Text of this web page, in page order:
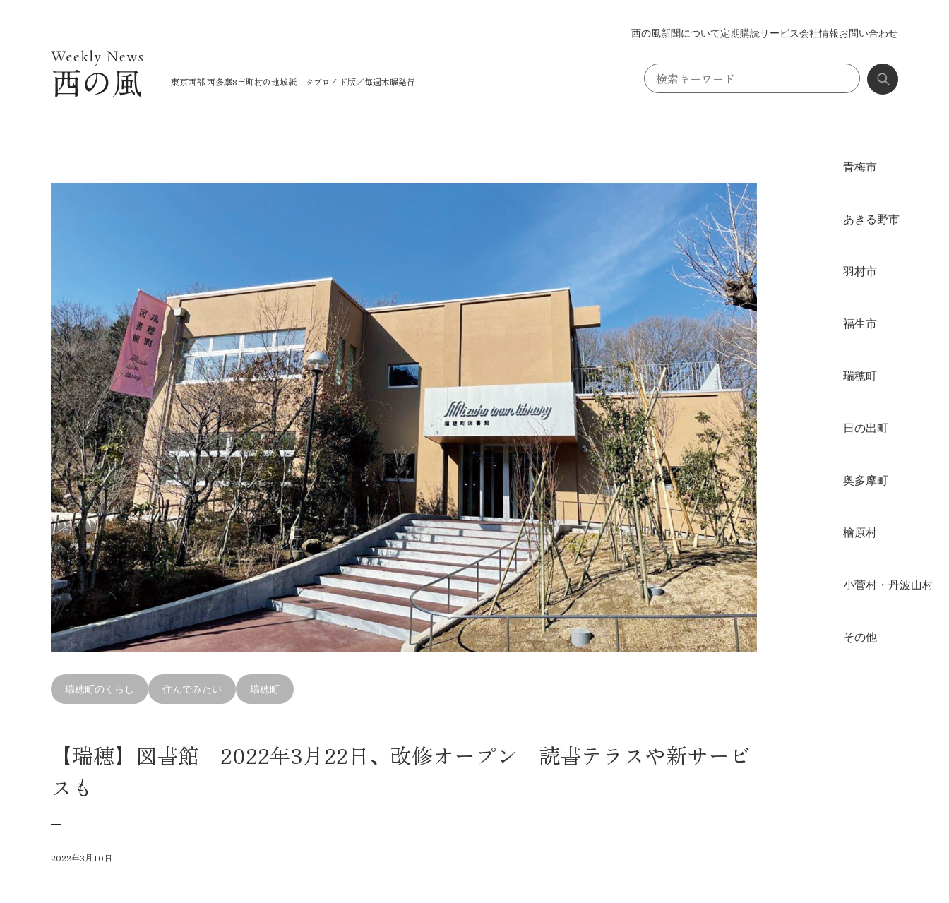
西の風新聞について定期購読サービス会社情報お問い合わせ
東京西部 西多摩8市町村の地域紙 タブロイド版／毎週木曜発行
瑞穂町のくらし 住んでみたい 瑞穂町
【瑞穂】図書館 2022年3月22日、改修オープン 読書テラスや新サービ
スも
2022年3月10日
青梅市
あきる野市
羽村市
福生市
瑞穂町
日の出町
奥多摩町
檜原村
小菅村・丹波山村
その他